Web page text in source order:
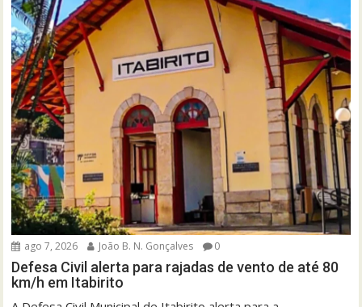
ago 7, 2026 João B. N. Gonçalves 0
Defesa Civil alerta para rajadas de vento de até 80
km/h em Itabirito